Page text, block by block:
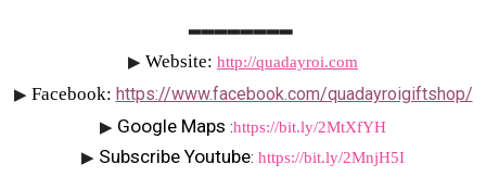
▶ Website: http://quadayroi.com
▶ Facebook: https://www.facebook.com/quadayroigiftshop/
▶ Google Maps :https://bit.ly/2MtXfYH
▶ Subscribe Youtube: https://bit.ly/2MnjH5I